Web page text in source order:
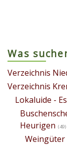
Was
Verzeichnis
Verzeichnis
Lokaluide -
Heurigen (49)
Weingüter